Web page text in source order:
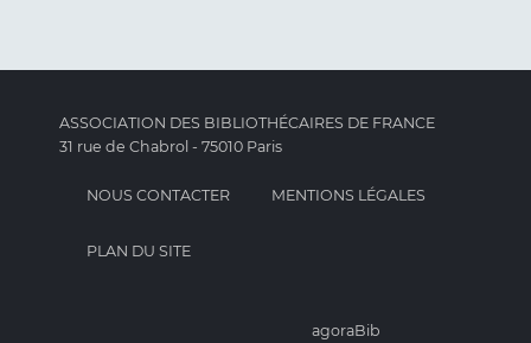
ASSOCIATION DES BIBLIOTHÉCAIRES DE FRANCE
31 rue de Chabrol - 75010 Paris
NOUS CONTACTER MENTIONS LÉGALES
PLAN DU SITE
agoraBib